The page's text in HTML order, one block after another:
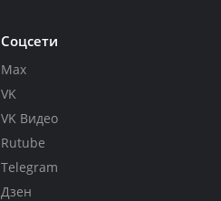
Соцсети
Max
VK
VK Видео
Rutube
Telegram
Дзен